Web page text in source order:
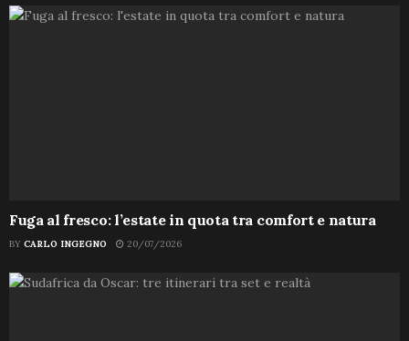
Fuga al fresco: l’estate in quota tra comfort e natura
BY CARLO INGEGNO 20/07/2026